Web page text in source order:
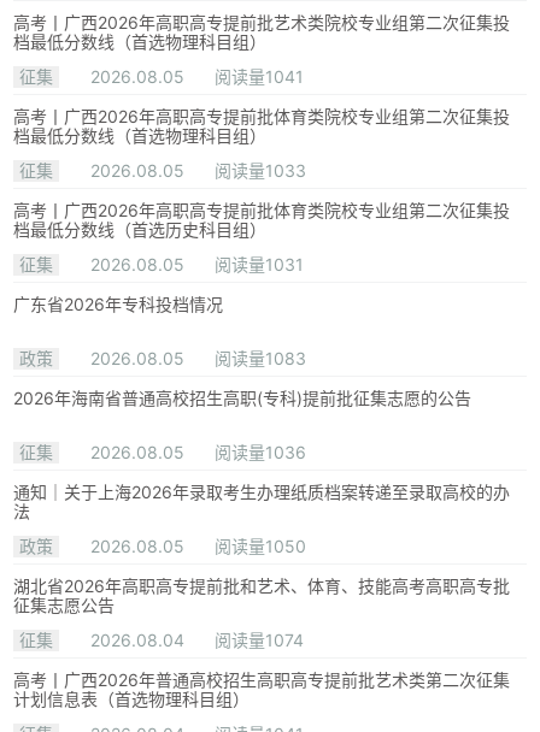
高考丨广西2026年高职高专提前批艺术类院校专业组第二次征集投
档最低分数线（首选物理科目组）
征集
2026.08.05
阅读量1041
高考丨广西2026年高职高专提前批体育类院校专业组第二次征集投
档最低分数线（首选物理科目组）
征集
2026.08.05
阅读量1033
高考丨广西2026年高职高专提前批体育类院校专业组第二次征集投
档最低分数线（首选历史科目组）
征集
2026.08.05
阅读量1031
广东省2026年专科投档情况
政策 2026.08.05
阅读量1083
2026年海南省普通高校招生高职(专科)提前批征集志愿的公告
征集 2026.08.05
阅读量1036
通知｜关于上海2026年录取考生办理纸质档案转递至录取高校的办
法
政策
2026.08.05
阅读量1050
湖北省2026年高职高专提前批和艺术、体育、技能高考高职高专批
征集志愿公告
征集
2026.08.04
阅读量1074
高考丨广西2026年普通高校招生高职高专提前批艺术类第二次征集
计划信息表（首选物理科目组）